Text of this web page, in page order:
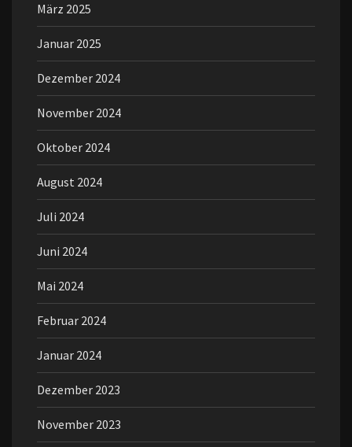
März 2025
Januar 2025
Dezember 2024
November 2024
Oktober 2024
August 2024
Juli 2024
Juni 2024
Mai 2024
Februar 2024
Januar 2024
Dezember 2023
November 2023